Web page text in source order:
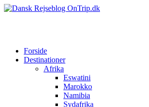
Forside
Destinationer
Afrika
Eswatini
Marokko
Namibia
Sydafrika